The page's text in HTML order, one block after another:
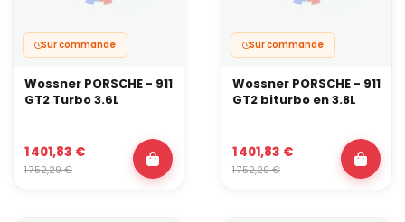
Sur commande
Wossner PORSCHE - 911
GT2 Turbo 3.6L
1 401,83 €
1 752,29 €
Sur commande
Wossner PORSCHE - 911
GT2 biturbo en 3.8L
1 401,83 €
1 752,29 €